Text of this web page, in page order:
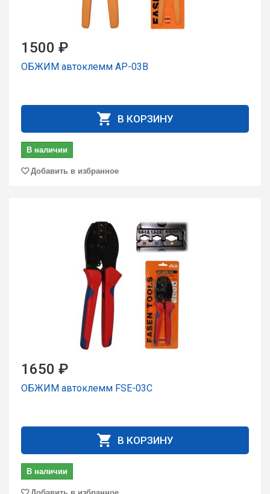
1500 ₽
ОБЖИМ автоклемм AP-03B
В КОРЗИНУ
В наличии
Добавить в избранное
1650 ₽
ОБЖИМ автоклемм FSE-03C
В КОРЗИНУ
В наличии